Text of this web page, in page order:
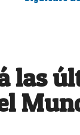
las